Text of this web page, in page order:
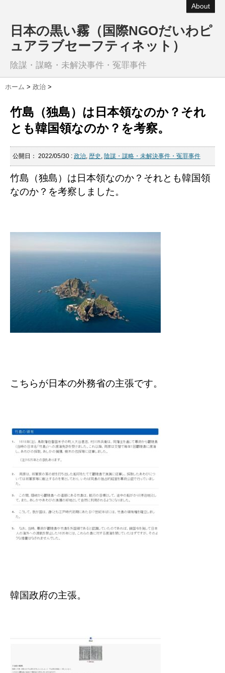
About
日本の黒い霧（国際NGOだいわピ
ュアラブセーフティネット）
陰謀・謀略・未解決事件・冤罪事件
ホーム > 政治 >
竹島（独島）は日本領なのか？それ
とも韓国領なのか？を考察。
公開日： 2022/05/30 : 政治, 歴史 , 陰謀・謀略・未解決事件・冤罪事件
竹島（独島）は日本領なのか？それとも韓国領
なのか？を考察しました。
こちらが日本の外務省の主張です。
韓国政府の主張。